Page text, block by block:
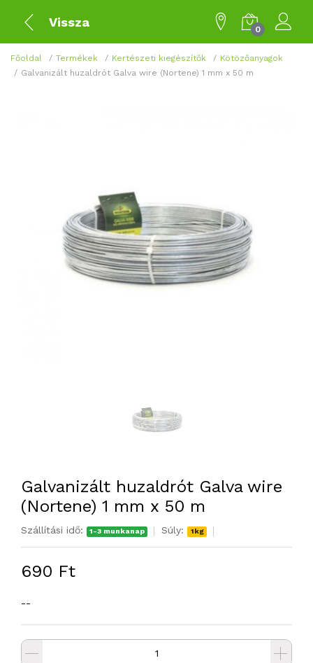
Vissza
0
Főoldal Termékek Kertészeti kiegészítők
Kötözőanyagok
Galvanizált huzaldrót Galva wire (Nortene) 1 mm x 50 m
Galvanizált huzaldrót Galva wire
(Nortene) 1 mm x 50 m
Szállítási idő: 1-3 munkanap Súly: 1kg
690 Ft
--